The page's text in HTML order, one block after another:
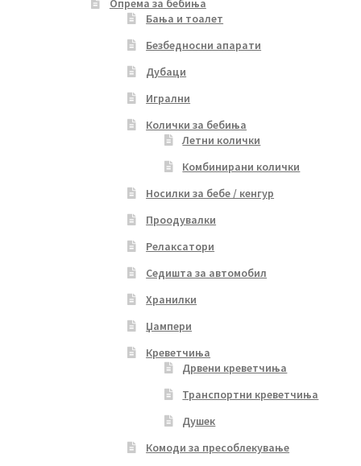
Опрема за бебиња
Бања и тоалет
Безбедносни апарати
Дубаци
Игрални
Колички за бебиња
Летни колички
Комбинирани колички
Носилки за бебе / кенгур
Проодувалки
Релаксатори
Седишта за автомобил
Хранилки
Џампери
Креветчиња
Дрвени креветчиња
Транспортни креветчиња
Душек
Комоди за пресоблекување